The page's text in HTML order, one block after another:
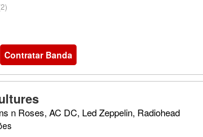
2)
Contratar Banda
n Roses, AC DC, Led Zeppelin, Radiohead